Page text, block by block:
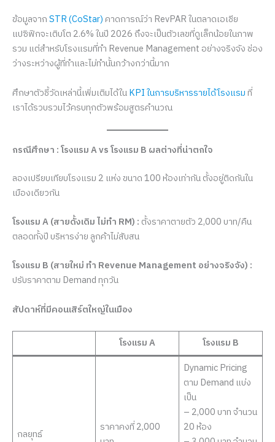
ข้อมูลจากSTR (CoStar) คาดการณ์ว่า RevPAR ในตลาดเอเชีย
แปซิฟิกจะเติบโต 2.6% ในปี 2026 ถึงจะเป็นตัวเลขที่ดูเล็กน้อยในภาพ
รวม แต่สำหรับโรงแรมที่ทำ Revenue Management อย่างจริงจัง ช่อง
ว่างระหว่างผู้ที่ทำและไม่ทำนั้นกว้างกว่านี้มาก
ศึกษาตัวชี้วัดเหล่านี้เพิ่มเติมได้ในKPI ในการบริหารรายได้โรงแรม ที่
เราได้รวบรวมไว้ครบทุกตัวพร้อมสูตรคำนวณ
กรณีศึกษา : โรงแรม A vs โรงแรม B ผลต่างที่น่าตกใจ
ลองเปรียบเทียบโรงแรม 2 แห่ง ขนาด 100 ห้องเท่ากัน ตั้งอยู่ติดกันใน
เมืองเดียวกัน
โรงแรม A (สายดั้งเดิม ไม่ทำ RM) : ตั้งราคาตายตัว 2,000 บาท/คืน
ตลอดทั้งปี บริหารง่าย ลูกค้าไม่สับสน
โรงแรม B (สายใหม่ ทำ Revenue Management อย่างจริงจัง) :
ปรับราคาตาม Demand ทุกวัน
สัปดาห์ที่มีคอนเสิร์ตใหญ่ในเมือง
โรงแรม A โรงแรม B
กลยุทธ์
ราคาคงที่ 2,000
Dynamic Pricing
ตาม Demand แบ่ง
เป็น
– 2,000 บาท จำนวน
20 ห้อง